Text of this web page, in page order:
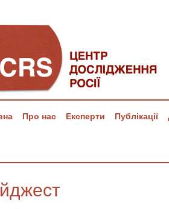
Про нас Експерти Публікації